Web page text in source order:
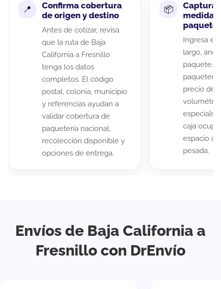
Confirma cobertura
de origen y destino
Antes de cotizar, revisa
que la ruta de Baja
California a Fresnillo
tenga los datos
completos. El código
postal, colonia, municipio
y referencias ayudan a
validar cobertura de
paquetería nacional,
recolección disponible y
opciones de entrega.
Captura
medidas
paquete
Ingresa el
largo,
paquete.
precio de
caja
espacio
pesada.
Envíos de Baja California a
Fresnillo con DrEnvío